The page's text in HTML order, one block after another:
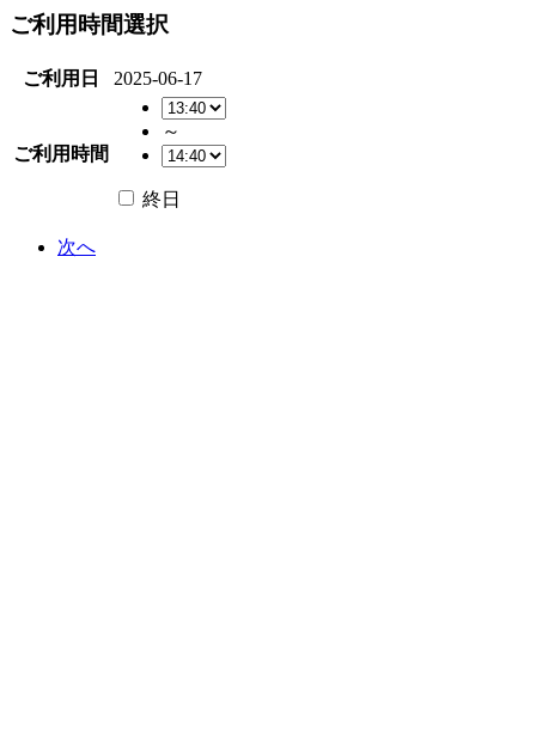
ご利用時間選択
ご利用日 2025-06-17
ご利用時間
～
終日
次へ